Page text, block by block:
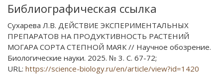
Библиографическая ссылка
Сухарева Л.В. ДЕЙСТВИЕ ЭКСПЕРИМЕНТАЛЬНЫХ
ПРЕПАРАТОВ НА ПРОДУКТИВНОСТЬ РАСТЕНИЙ
МОГАРА СОРТА СТЕПНОЙ МАЯК // Научное обозрение.
Биологические науки. 2025. № 3. С. 67-72;
URL: https://science-biology.ru/en/article/view?id=1420